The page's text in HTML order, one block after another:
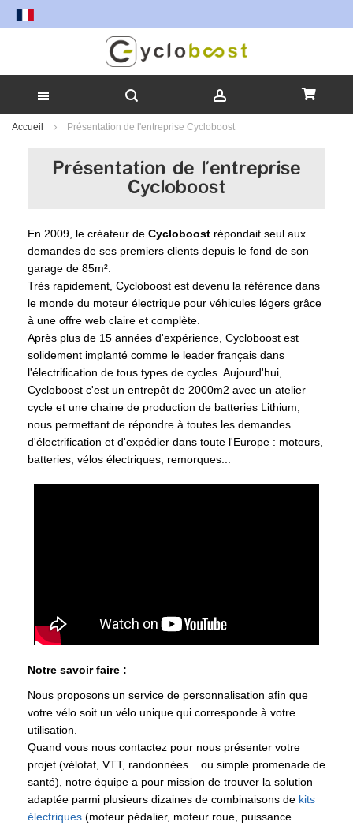
Allez
Accueil Présentation de l'entreprise Cycloboost
Présentation de l'entreprise
Cycloboost
En 2009, le créateur de Cycloboost répondait seul aux
demandes de ses premiers clients depuis le fond de son
garage de 85m².
Très rapidement, Cycloboost est devenu la référence dans
le monde du moteur électrique pour véhicules légers grâce
à une offre web claire et complète.
Après plus de 15 années d'expérience, Cycloboost est
solidement implanté comme le leader français dans
l'électrification de tous types de cycles. Aujourd'hui,
Cycloboost c'est un entrepôt de 2000m2 avec un atelier
cycle et une chaine de production de batteries Lithium,
nous permettant de répondre à toutes les demandes
d'électrification et d'expédier dans toute l'Europe : moteurs,
batteries, vélos électriques, remorques...
Notre savoir faire :
Nous proposons un service de personnalisation afin que
votre vélo soit un vélo unique qui corresponde à votre
utilisation.
Quand vous nous contactez pour nous présenter votre
projet (vélotaf, VTT, randonnées... ou simple promenade de
santé), notre équipe a pour mission de trouver la solution
adaptée parmi plusieurs dizaines de combinaisons de kits
électriques (moteur pédalier, moteur roue, puissance